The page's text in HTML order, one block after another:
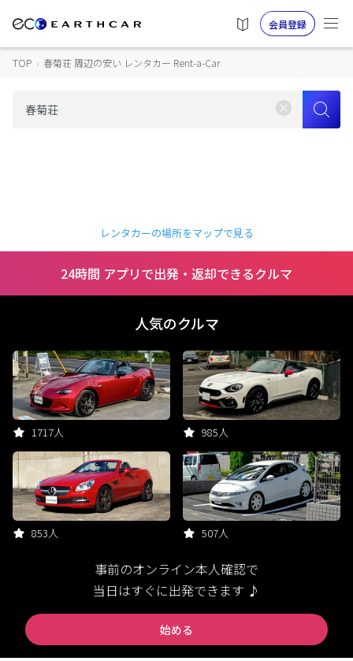
会員登録
TOP › 春菊荘 周辺の安い レンタカー Rent-a-Car
レンタカーの場所をマップで見る
24時間 アプリで出発・返却できるクルマ
人気のクルマ
1717人 985人
853人 507人
事前のオンライン本人確認で
当日はすぐに出発できます ♪
始める